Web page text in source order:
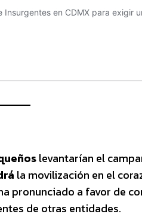
levantarían el
la movilización en el
pronunciado a favor de
de otras entidades.